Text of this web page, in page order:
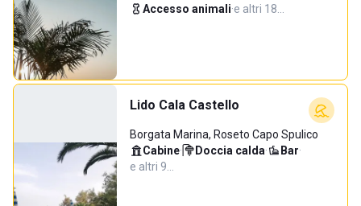
Accesso animali·e altri 18…
Lido Cala Castello
Borgata Marina, Roseto Capo Spulico
Cabine· Doccia calda· Bar·
e altri 9…